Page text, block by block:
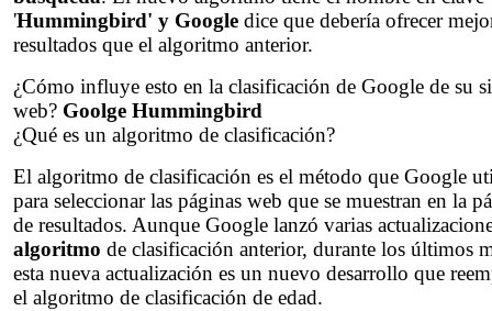
'Hummingbird' y Google dice que debería ofrecer
resultados que el algoritmo anterior.
¿Cómo influye esto en la clasificación de Google de su
web? Goolge Hummingbird
¿Qué es un algoritmo de clasificación?
El algoritmo de clasificación es el método que Google
para seleccionar las páginas web que se muestran en la
de resultados. Aunque Google lanzó varias
algoritmo de clasificación anterior, durante los últimos
esta nueva actualización es un nuevo desarrollo que
el algoritmo de clasificación de edad.